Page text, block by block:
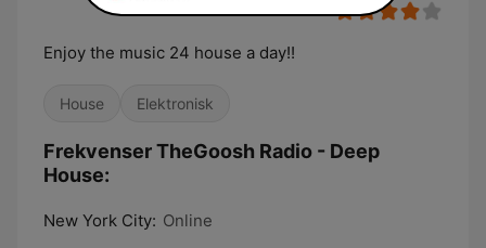
Enjoy the music 24 house a day!!
House Elektronisk
Frekvenser TheGoosh Radio - Deep
House:
New York City: Online